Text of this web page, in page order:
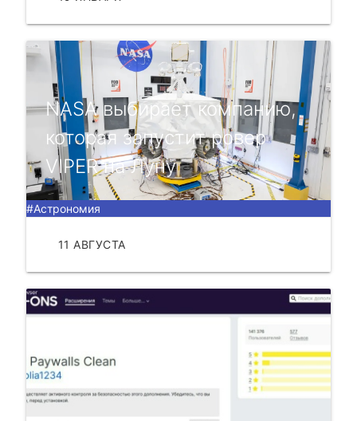
NASA выбирает компанию,
которая запустит ровер
VIPER на Луну
#Астрономия
11 АВГУСТА